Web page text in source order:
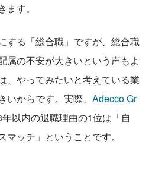
す。
する「総合職」ですが、総合職
属の不安が大きいという声もよ
、やってみたいと考えている業
からです。実際、 Adecco Gr
以内の退職理由の1位は「自
ッチ」ということです。